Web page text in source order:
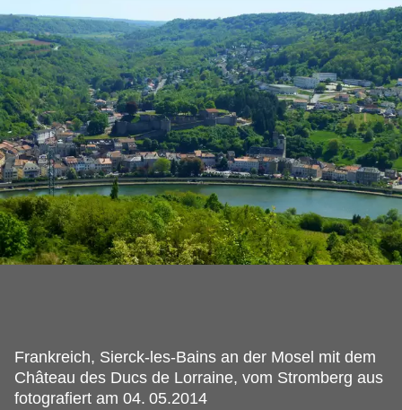
Frankreich, Sierck-les-Bains an der Mosel mit dem
Château des Ducs de Lorraine, vom Stromberg aus
fotografiert am 04. 05.2014